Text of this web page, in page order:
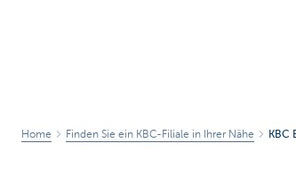
Home Finden Sie ein KBC-Filiale in Ihrer Nähe KBC